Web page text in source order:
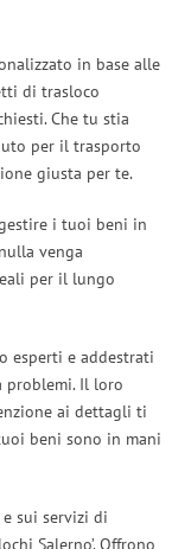
in base alle
di trasloco
Che tu stia
per il trasporto
giusta per te.
i tuoi beni in
venga
per il lungo
esperti e addestrati
problemi. Il loro
ai dettagli ti
beni sono in mani
sui servizi di
Salerno’. Offrono